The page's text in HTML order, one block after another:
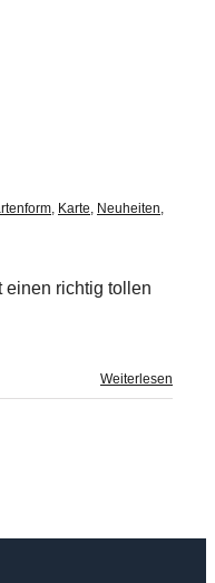
, Karte, Neuheiten,
einen richtig tollen
Weiterlesen